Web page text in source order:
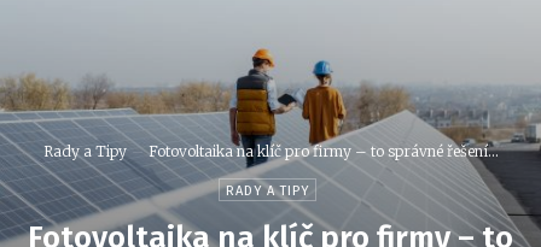
Rady a Tipy Fotovoltaika na klíč pro firmy – to správné řešení...
RADY A TIPY
Fotovoltaika na klíč pro firmy – to